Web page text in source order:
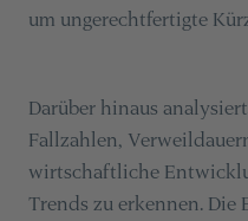
um ungerechtfertigte
Darüber hinaus
Fallzahlen,
wirtschaftliche
Trends zu erkennen. Die